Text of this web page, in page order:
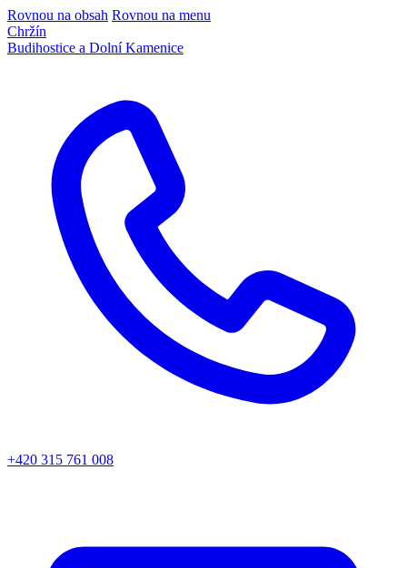
Rovnou na obsah Rovnou na menu
Chržín
Budihostice a Dolní Kamenice
+420 315 761 008